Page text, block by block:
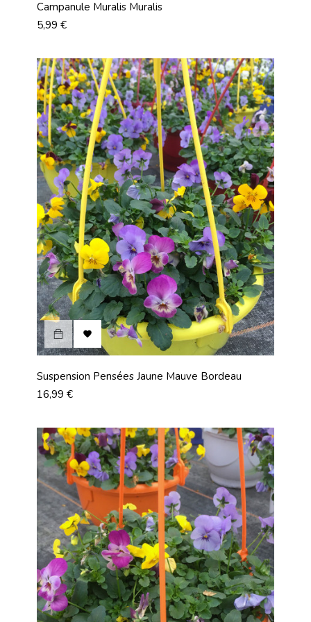
Campanule Muralis Muralis
Prix
5,99 €

Suspension Pensées Jaune Mauve Bordeau
Prix
16,99 €